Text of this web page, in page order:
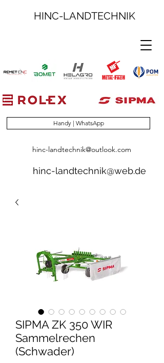
HINC-LANDTECHNIK
Handy | WhatsApp
hinc-landtechnik@outlook.com
hinc-landtechnik@web.de
SIPMA ZK 350 WIR
Sammelrechen
(Schwader)